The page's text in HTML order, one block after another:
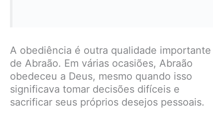
A obediência é outra qualidade importante
de Abraão. Em várias ocasiões, Abraão
obedeceu a Deus, mesmo quando isso
significava tomar decisões difíceis e
sacrificar seus próprios desejos pessoais.